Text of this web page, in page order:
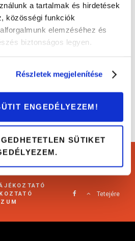
a tartalmak és hirdetések
közösségi funkciók
elemzéséhez és
biztonságos legyen.
Részletek megjelenítése
ENGEDÉLYEZEM!
SÜTIKET
egy 5 éves autónál!
Blog 2021
Tetejére